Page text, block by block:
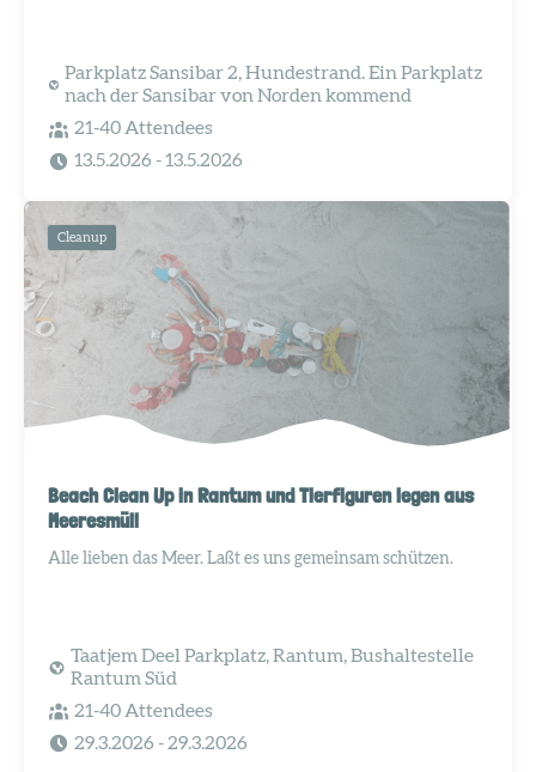
Parkplatz Sansibar 2, Hundestrand. Ein Parkplatz
nach der Sansibar von Norden kommend
21-40 Attendees
13.5.2026 - 13.5.2026
Cleanup
Beach Clean Up in Rantum und Tierfiguren legen aus
Meeresmüll
Alle lieben das Meer. Laßt es uns gemeinsam schützen.
Taatjem Deel Parkplatz, Rantum, Bushaltestelle
Rantum Süd
21-40 Attendees
29.3.2026 - 29.3.2026